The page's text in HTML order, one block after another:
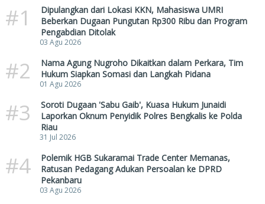
#1
Dipulangkan dari Lokasi KKN, Mahasiswa UMRI
Beberkan Dugaan Pungutan Rp300 Ribu dan Program
Pengabdian Ditolak
03 Agu 2026
#2
Nama Agung Nugroho Dikaitkan dalam Perkara, Tim
Hukum Siapkan Somasi dan Langkah Pidana
01 Agu 2026
#3
Soroti Dugaan 'Sabu Gaib', Kuasa Hukum Junaidi
Laporkan Oknum Penyidik Polres Bengkalis ke Polda
Riau
31 Jul 2026
#4
Polemik HGB Sukaramai Trade Center Memanas,
Ratusan Pedagang Adukan Persoalan ke DPRD
Pekanbaru
03 Agu 2026